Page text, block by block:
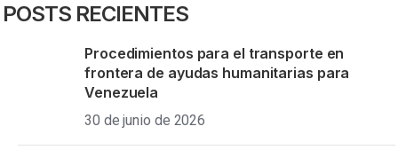
POSTS RECIENTES
Procedimientos para el transporte en
frontera de ayudas humanitarias para
Venezuela
30 de junio de 2026